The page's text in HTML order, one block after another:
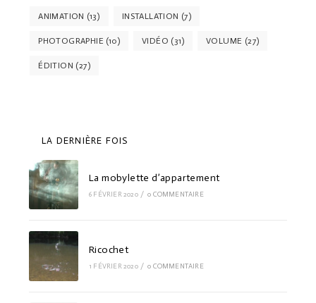
ANIMATION (13) INSTALLATION (7)
PHOTOGRAPHIE (10) VIDÉO (31) VOLUME (27)
ÉDITION (27)
LA DERNIÈRE FOIS
La mobylette d’appartement
6 FÉVRIER 2020 / 0 COMMENTAIRE
Ricochet
1 FÉVRIER 2020 / 0 COMMENTAIRE